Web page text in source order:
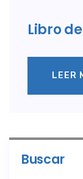
Libro
LEER
Buscar